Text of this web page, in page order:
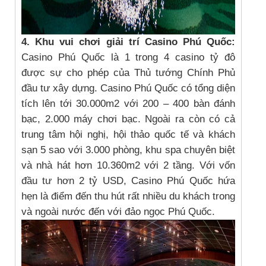
4. Khu vui chơi giải trí Casino Phú Quốc:
Casino Phú Quốc là 1 trong 4 casino tỷ đô
được sự cho phép của Thủ tướng Chính Phủ
đầu tư xây dựng. Casino Phú Quốc có tổng diện
tích lên tới 30.000m2 với 200 – 400 bàn đánh
bạc, 2.000 máy chơi bạc. Ngoài ra còn có cả
trung tâm hội nghị, hội thảo quốc tế và khách
sạn 5 sao với 3.000 phòng, khu spa chuyên biệt
và nhà hát hơn 10.360m2 với 2 tầng. Với vốn
đầu tư hơn 2 tỷ USD, Casino Phú Quốc hứa
hẹn là điểm đến thu hút rất nhiều du khách trong
và ngoài nước đến với đảo ngọc Phú Quốc.